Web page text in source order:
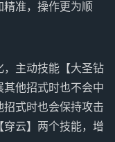
精准，操作更为顺
，主动技能【大圣钻
他招式时也不会中
招式时也会保持攻击
云】两个技能，增